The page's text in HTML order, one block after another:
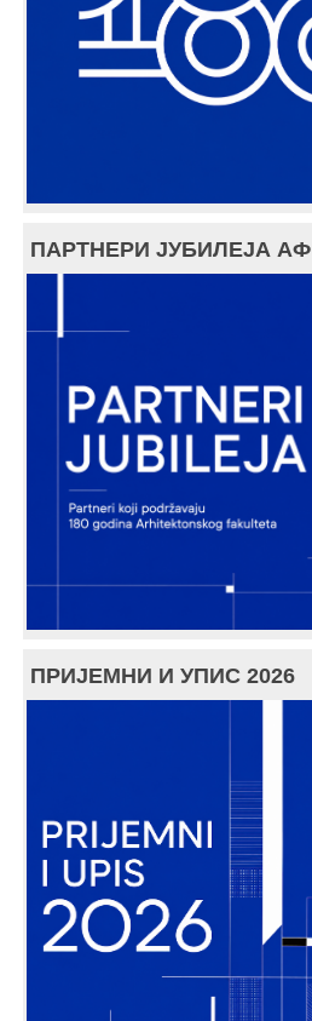
ПАРТНЕРИ ЈУБИЛЕЈА АФ
ПРИЈЕМНИ И УПИС 2026